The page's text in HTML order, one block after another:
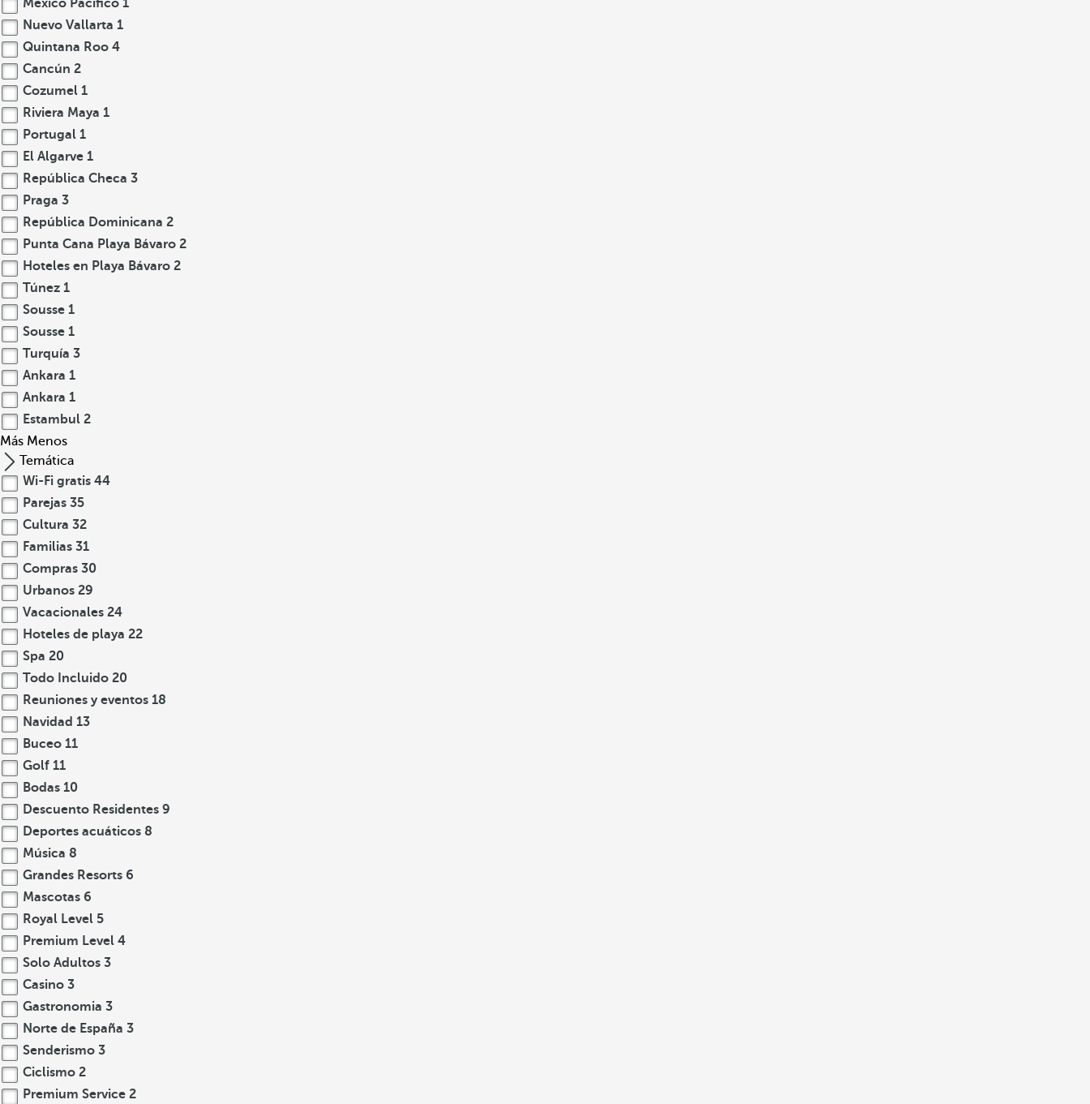
México Pacífico 1
Nuevo Vallarta 1
Quintana Roo 4
Cancún 2
Cozumel 1
Riviera Maya 1
Portugal 1
El Algarve 1
República Checa 3
Praga 3
República Dominicana 2
Punta Cana Playa Bávaro 2
Hoteles en Playa Bávaro 2
Túnez 1
Sousse 1
Sousse 1
Turquía 3
Ankara 1
Ankara 1
Estambul 2
Más Menos
Temática
Wi-Fi gratis 44
Parejas 35
Cultura 32
Familias 31
Compras 30
Urbanos 29
Vacacionales 24
Hoteles de playa 22
Spa 20
Todo Incluido 20
Reuniones y eventos 18
Navidad 13
Buceo 11
Golf 11
Bodas 10
Descuento Residentes 9
Deportes acuáticos 8
Música 8
Grandes Resorts 6
Mascotas 6
Royal Level 5
Premium Level 4
Solo Adultos 3
Casino 3
Gastronomia 3
Norte de España 3
Senderismo 3
Ciclismo 2
Premium Service 2